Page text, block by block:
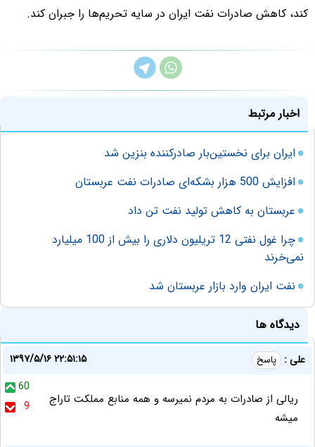
کند، کاهش صادرات نفت ایران در سایه تحریم‌ها را جبران کند.
اخبار مرتبط
ایران برای نخستین‌بار صادرکننده بنزین شد
افزایش 500 هزار بشکه‌ای صادرات نفت عربستان
عربستان به کاهش تولید نفت تن داد
چرا غول نفتی 12 تریلیون دلاری را بیش از 100 میلیارد
نمی‌خرند
نفت ایران وارد بازار عربستان شد
دیدگاه ها
علی : پاسخ
۱۳۹۷/۵/۱۶ ۲۲:۵۱:۱۵
60
9
ریالی از صادرات به مردم نمیرسه و همه منابع مملکت تاراج
میشه